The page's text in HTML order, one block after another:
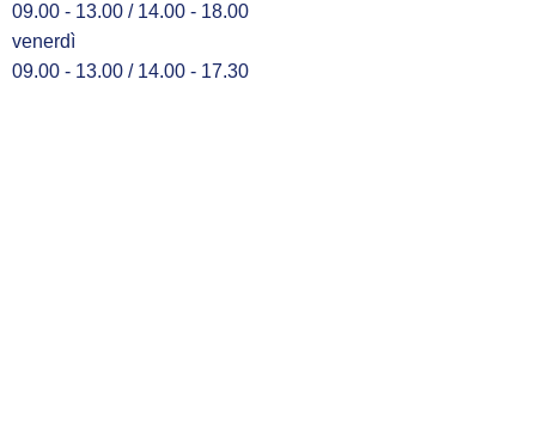
09.00 - 13.00 / 14.00 - 18.00
venerdì
09.00 - 13.00 / 14.00 - 17.30